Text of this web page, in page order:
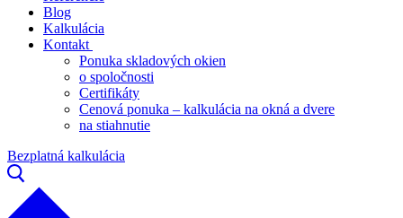
Blog
Kalkulácia
Kontakt
Ponuka skladových okien
o spoločnosti
Certifikáty
Cenová ponuka – kalkulácia na okná a dvere
na stiahnutie
Bezplatná kalkulácia